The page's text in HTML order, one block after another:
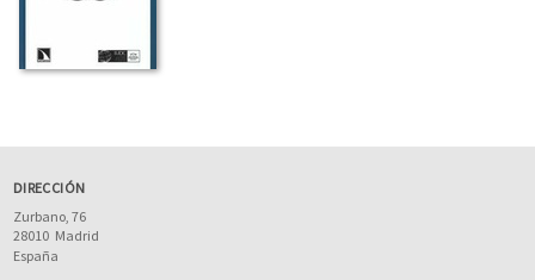
DIRECCIÓN
Zurbano, 76
28010 Madrid
España